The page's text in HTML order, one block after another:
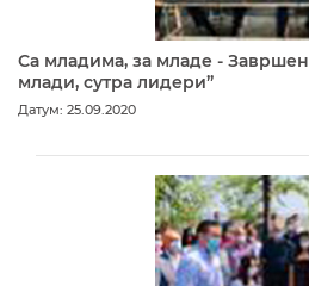
Са младима, за младе - Завршен
млади, сутра лидери”
Датум: 25.09.2020